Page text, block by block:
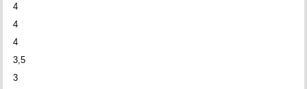
4
4
4
3,5
3